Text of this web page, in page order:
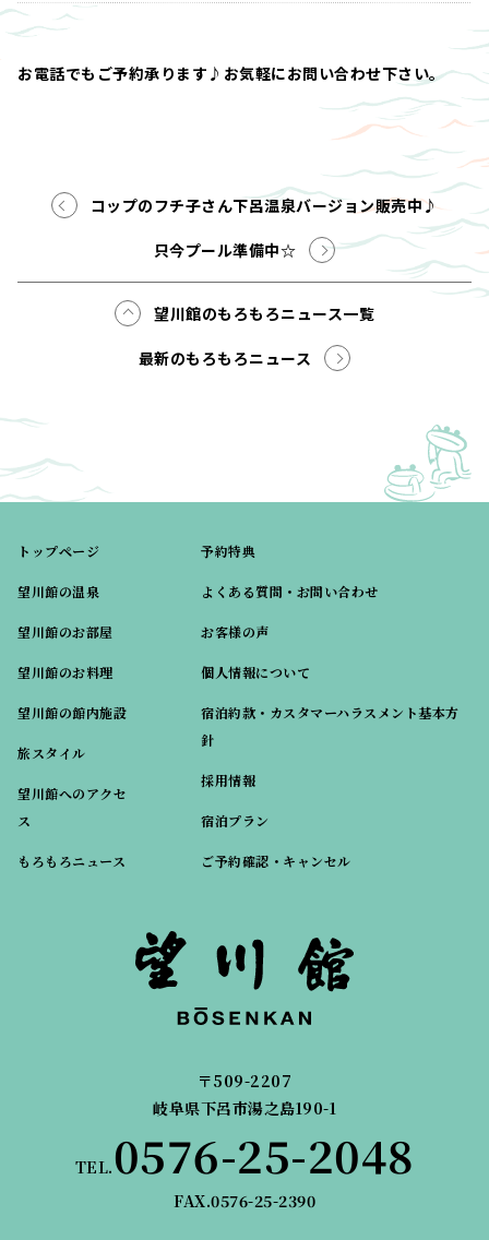
お電話でもご予約承ります♪お気軽にお問い合わせ下さい。
コップのフチ子さん下呂温泉バージョン販売中♪
只今プール準備中☆
望川館のもろもろニュース一覧
最新のもろもろニュース
トップページ
望川館の温泉
望川館のお部屋
望川館のお料理
望川館の館内施設
旅スタイル
望川館へのアクセ
ス
もろもろニュース
予約特典
よくある質問・お問い合わせ
お客様の声
個人情報について
宿泊約款・カスタマーハラスメント基本方
針
採用情報
宿泊プラン
ご予約確認・キャンセル
〒509-2207
岐阜県下呂市湯之島190-1
TEL.0576-25-2048
FAX.0576-25-2390